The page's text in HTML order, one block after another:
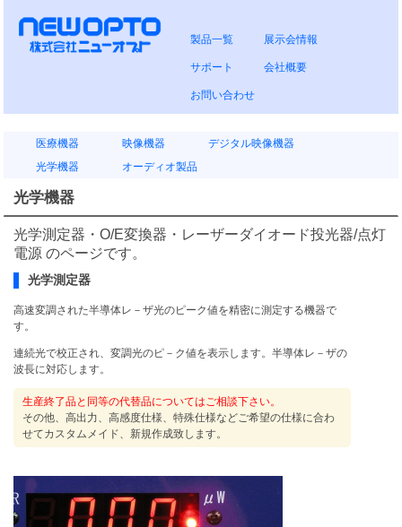
製品一覧 展示会情報
サポート 会社概要
お問い合わせ
医療機器 映像機器
デジタル映像機器
光学機器
オーディオ製品
光学機器
光学測定器・O/E変換器・レーザーダイオード投光器/点灯
電源 のページです。
光学測定器
高速変調された半導体レ－ザ光のピーク値を精密に測定する機器で
す。
連続光で校正され、変調光のピ－ク値を表示します。半導体レ－ザの
波長に対応します。
生産終了品と同等の代替品についてはご相談下さい。
その他、高出力、高感度仕様、特殊仕様などご希望の仕様に合わ
せてカスタムメイド、新規作成致します。